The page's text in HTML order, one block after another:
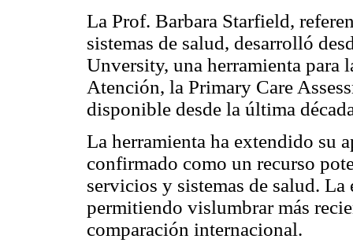
La Prof. Barbara Starfield,
sistemas de salud, desarrolló
Unversity, una herramienta para
Atención, la Primary Care
disponible desde la última
La herramienta ha extendido su
confirmado como un recurso
servicios y sistemas de salud.
permitiendo vislumbrar más
comparación internacional.